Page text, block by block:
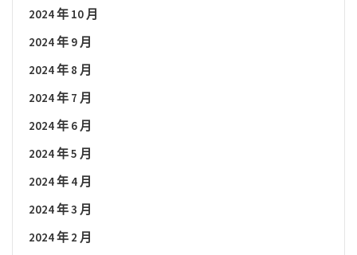
2024 年 10 月
2024 年 9 月
2024 年 8 月
2024 年 7 月
2024 年 6 月
2024 年 5 月
2024 年 4 月
2024 年 3 月
2024 年 2 月